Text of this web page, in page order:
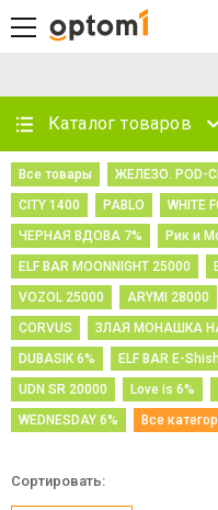
Каталог товаров
Все товары ЖЕЛЕЗО. POD-
CITY 1400
PABLO WHITE
ЧЕРНАЯ ВДОВА 7%
Рик и
ELF BAR MOONNIGHT 25000
VOZOL 25000
ARYMI 28000
CORVUS
ЗЛАЯ МОНАШКА
DUBASIK 6%
ELF BAR E-
UDN SR 20000
Love is 6%
WEDNESDAY 6%
Все
Сортировать: